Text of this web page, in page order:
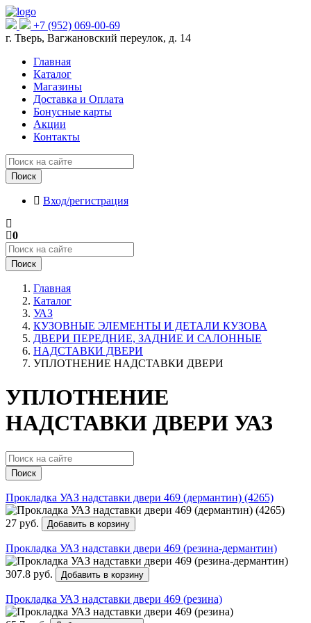
+7 (952) 069-00-69
г. Тверь, Вагжановский переулок, д. 14
Главная
Каталог
Магазины
Доставка и Оплата
Бонусные карты
Акции
Контакты
Поиск
Вход/регистрация
0
Поиск
Главная
Каталог
УАЗ
КУЗОВНЫЕ ЭЛЕМЕНТЫ И ДЕТАЛИ КУЗОВА
ДВЕРИ ПЕРЕДНИЕ, ЗАДНИЕ И САЛОННЫЕ
НАДСТАВКИ ДВЕРИ
УПЛОТНЕНИЕ НАДСТАВКИ ДВЕРИ
УПЛОТНЕНИЕ
НАДСТАВКИ ДВЕРИ УАЗ
Поиск
Прокладка УАЗ надставки двери 469 (дермантин) (4265)
27 руб. Добавить в корзину
Прокладка УАЗ надставки двери 469 (резина-дермантин)
307.8 руб. Добавить в корзину
Прокладка УАЗ надставки двери 469 (резина)